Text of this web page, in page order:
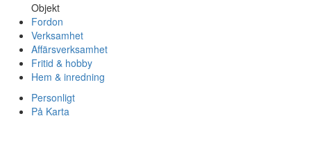
Objekt
Fordon
Verksamhet
Affärsverksamhet
Fritid & hobby
Hem & inredning
Personligt
På Karta